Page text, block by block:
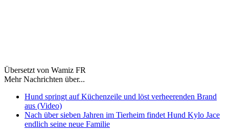
Übersetzt von Wamiz FR
Mehr Nachrichten über...
Hund springt auf Küchenzeile und löst verheerenden Brand
aus (Video)
Nach über sieben Jahren im Tierheim findet Hund Kylo Jace
endlich seine neue Familie